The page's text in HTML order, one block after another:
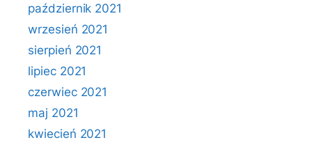
październik 2021
wrzesień 2021
sierpień 2021
lipiec 2021
czerwiec 2021
maj 2021
kwiecień 2021